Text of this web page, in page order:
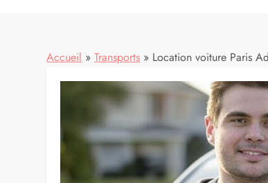
Accueil » Transports » Location voiture Paris